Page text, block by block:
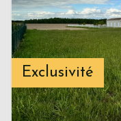
Exclusivité